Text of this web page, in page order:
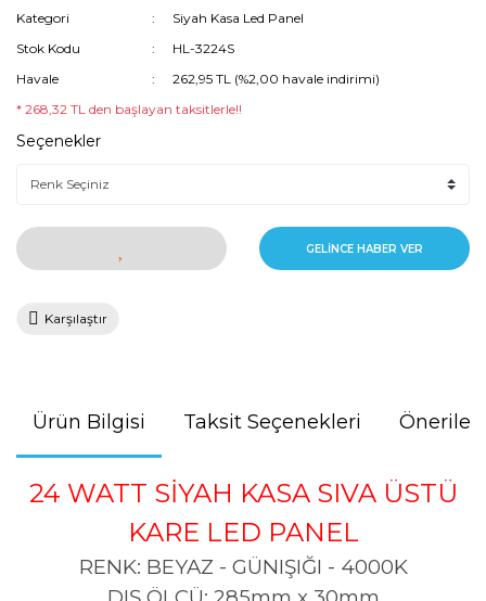
Kategori
Siyah Kasa Led Panel
Stok Kodu
HL-3224S
Havale
262,95 TL (%2,00 havale indirimi)
* 268,32 TL den başlayan taksitlerle!!
Seçenekler
GELİNCE HABER VER
Karşılaştır
Ürün Bilgisi Taksit Seçenekleri
24 WATT SİYAH KASA SIVA ÜSTÜ
KARE LED PANEL
RENK: BEYAZ - GÜNIŞIĞI - 4000K